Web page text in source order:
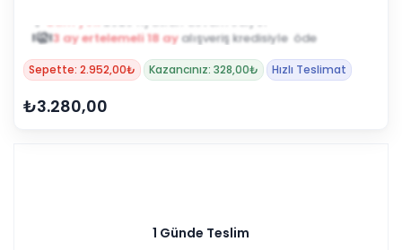
3 ay ertelemeli 18 ay alışveriş kredisiyle öde
Sepette: 2.952,00₺ Kazancınız: 328,00₺ Hızlı Teslimat
₺3.280,00
1 Günde Teslim